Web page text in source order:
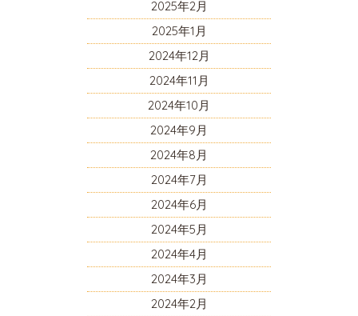
2025年2月
2025年1月
2024年12月
2024年11月
2024年10月
2024年9月
2024年8月
2024年7月
2024年6月
2024年5月
2024年4月
2024年3月
2024年2月